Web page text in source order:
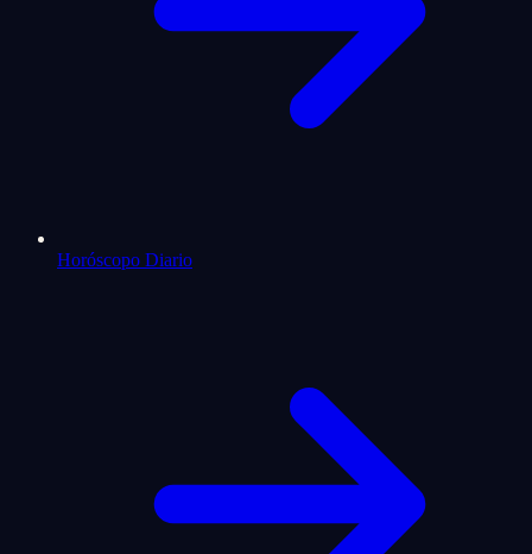
Horóscopo Diario